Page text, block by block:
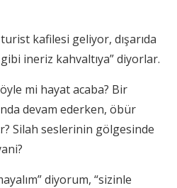
kafilesi geliyor, dışarıda
ineriz kahvaltıya” diyorlar.
mi hayat acaba? Bir
devam ederken, öbür
Silah seslerinin gölgesinde
diyorum, “sizinle